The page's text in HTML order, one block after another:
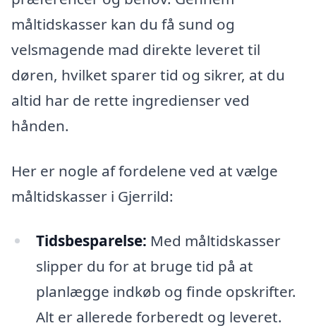
måltidskasser kan du få sund og
velsmagende mad direkte leveret til
døren, hvilket sparer tid og sikrer, at du
altid har de rette ingredienser ved
hånden.
Her er nogle af fordelene ved at vælge
måltidskasser i Gjerrild:
Tidsbesparelse: Med måltidskasser
slipper du for at bruge tid på at
planlægge indkøb og finde opskrifter.
Alt er allerede forberedt og leveret.